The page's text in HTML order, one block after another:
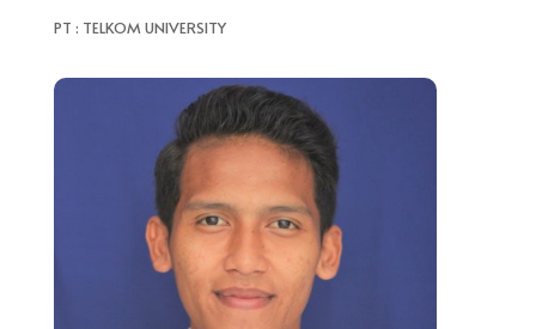
PT : TELKOM UNIVERSITY